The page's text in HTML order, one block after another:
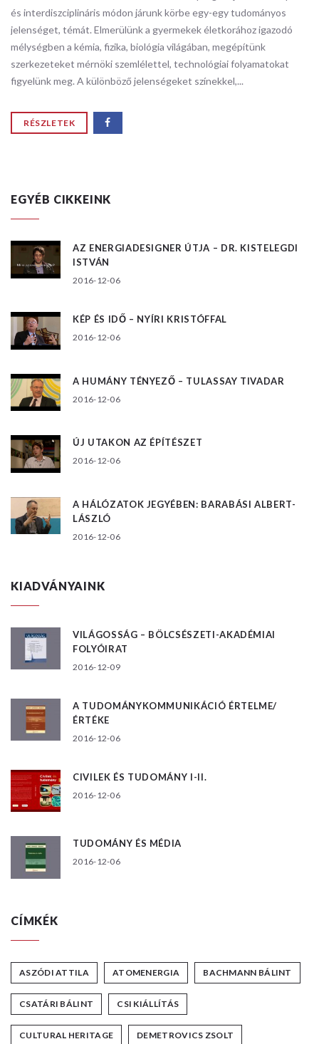
és interdiszciplináris módon járunk körbe egy-egy tudományos
jelenséget, témát. Elmerülünk a gyermekek életkorához igazodó
mélységben a kémia, fizika, biológia világában, megépítünk
szerkezeteket mérnöki szemlélettel, technológiai folyamatokat
figyelünk meg. A különböző jelenségeket színekkel,...
RÉSZLETEK
EGYÉB CIKKEINK
AZ ENERGIADESIGNER ÚTJA – DR. KISTELEGDI
ISTVÁN
2016-12-06
KÉP ÉS IDŐ – NYÍRI KRISTÓFFAL
2016-12-06
A HUMÁNY TÉNYEZŐ – TULASSAY TIVADAR
2016-12-06
ÚJ UTAKON AZ ÉPÍTÉSZET
2016-12-06
A HÁLÓZATOK JEGYÉBEN: BARABÁSI ALBERT-
LÁSZLÓ
2016-12-06
KIADVÁNYAINK
VILÁGOSSÁG – BÖLCSÉSZETI-AKADÉMIAI
FOLYÓIRAT
2016-12-09
A TUDOMÁNYKOMMUNIKÁCIÓ ÉRTELME/
ÉRTÉKE
2016-12-06
CIVILEK ÉS TUDOMÁNY I-II.
2016-12-06
TUDOMÁNY ÉS MÉDIA
2016-12-06
CÍMKÉK
ASZÓDI ATTILA ATOMENERGIA BACHMANN BÁLINT
CSATÁRI BÁLINT CSI KIÁLLÍTÁS
CULTURAL HERITAGE DEMETROVICS ZSOLT